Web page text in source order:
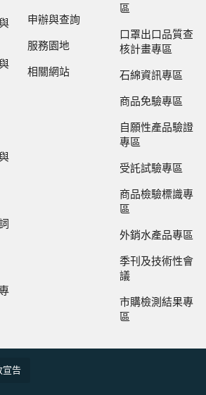
申辦與查詢
服務園地
相關網站
區
口罩出口品質查
核計畫專區
石綿資訊專區
商品免驗專區
自願性產品驗證
專區
受託試驗專區
商品檢驗標識專
區
外銷水產品專區
季刊及技術性會
議
市購檢測結果專
區
宣告